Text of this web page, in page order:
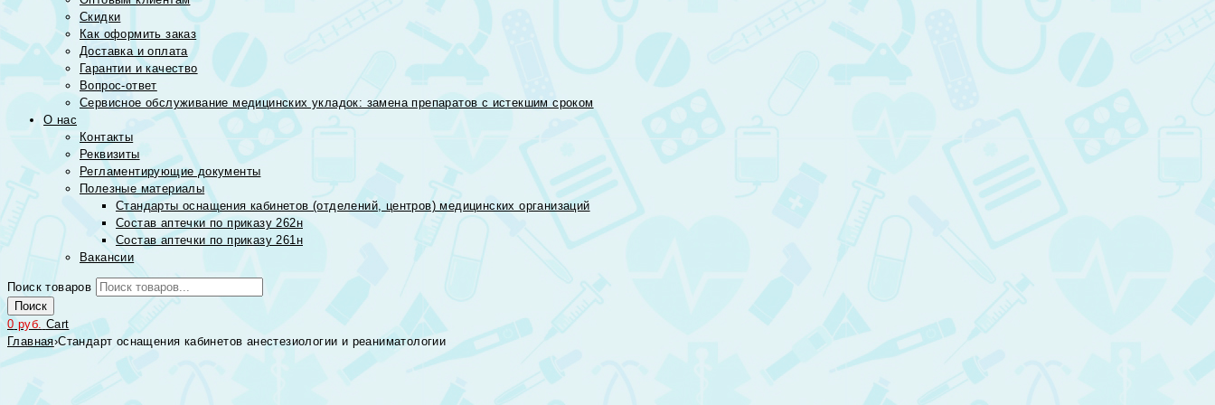
Скидки
Как оформить заказ
Доставка и оплата
Гарантии и качество
Вопрос-ответ
Сервисное обслуживание медицинских укладок: замена препаратов с истекшим сроком
О нас
Контакты
Реквизиты
Регламентирующие документы
Полезные материалы
Стандарты оснащения кабинетов (отделений, центров) медицинских организаций
Состав аптечки по приказу 262н
Состав аптечки по приказу 261н
Вакансии
Поиск товаров
Поиск
0 руб. Cart
Главная›Стандарт оснащения кабинетов анестезиологии и реаниматологии